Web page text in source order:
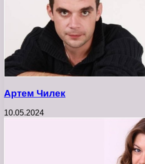
Артем Чилек
10.05.2024